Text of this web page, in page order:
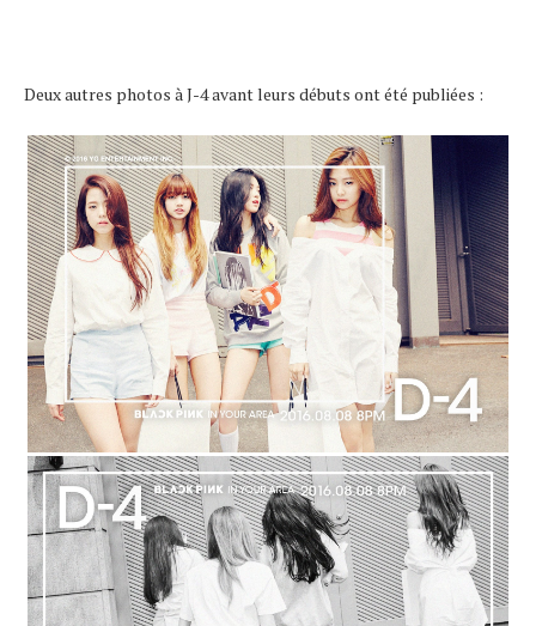
Deux autres photos à J-4 avant leurs débuts ont été publiées :